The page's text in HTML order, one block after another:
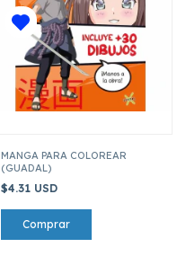
MANGA PARA COLOREAR
(GUADAL)
$4.31 USD